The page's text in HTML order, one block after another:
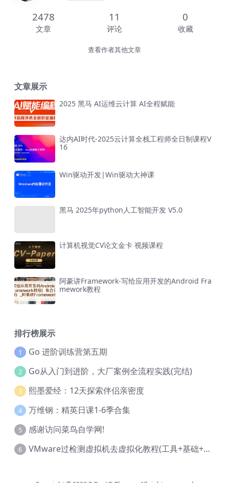
2478
文章
11
评论
0
收藏
查看作者其他文章
文章展示
2025 黑马 AI运维云计算 AI全程赋能
达内AI时代-2025云计算全栈工程师全日制课程V
16
Win驱动开发|Win驱动大神课
黑马 2025年python人工智能开发 V5.0
计算机视觉CV论文金卡 视频课程
阿豪讲Framework-写给应用开发的Android Fra
mework教程
排行榜展示
1 Go 进阶训练营第五期
2 Go从入门到进阶，大厂案例全流程实践(完结)
3 熙墨爱经：12天探索伴侣亲密度
4 万维钢：精英日课1-6季合集
5 感谢访问菜鸟自学网!
6 VMware过检测虚拟机去虚拟化教程(工具+基础+进阶)